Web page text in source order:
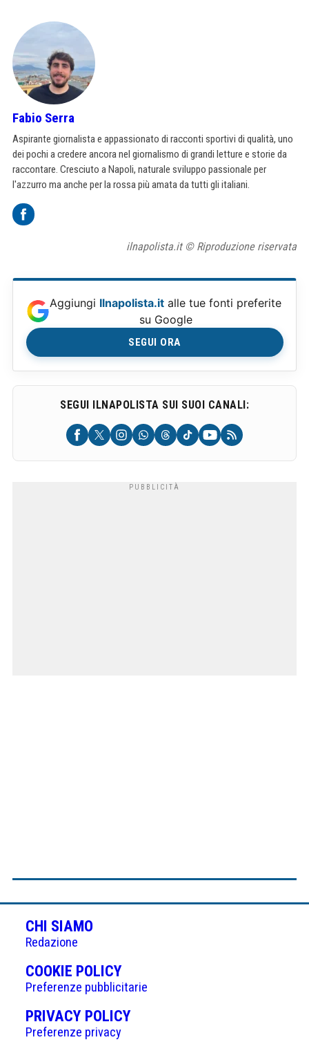
Fabio Serra
Aspirante giornalista e appassionato di racconti sportivi di qualità, uno
dei pochi a credere ancora nel giornalismo di grandi letture e storie da
raccontare. Cresciuto a Napoli, naturale sviluppo passionale per
l'azzurro ma anche per la rossa più amata da tutti gli italiani.
ilnapolista.it © Riproduzione riservata
Aggiungi Ilnapolista.it alle tue fonti preferite
su Google
SEGUI ORA
SEGUI ILNAPOLISTA SUI SUOI CANALI:
CHI SIAMO
Redazione
COOKIE POLICY(APRE
IN
UNA
NUOVA
Preferenze pubblicitarie
PRIVACY POLICY(APRE
Preferenze privacy